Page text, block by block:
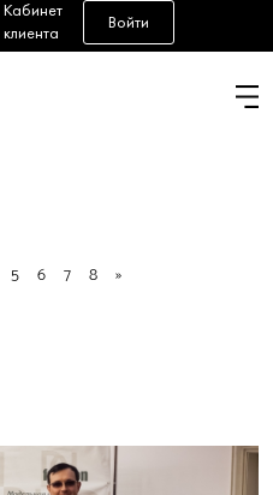
Кабинет
клиента
Войти
5 6 7 8 »